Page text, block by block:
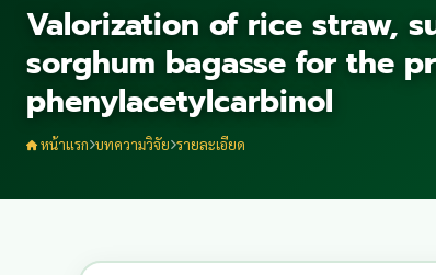
Valorization of rice straw,
sorghum bagasse for the
phenylacetylcarbinol
หน้าแรก บทความวิจัย รายละเอียด